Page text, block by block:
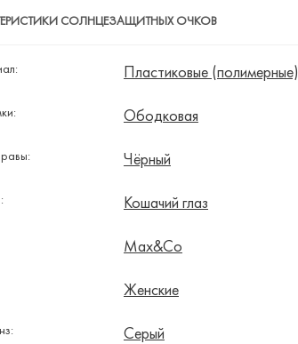
СОЛНЦЕЗАЩИТНЫХ ОЧКОВ
Пластиковые (полимерные)
Ободковая
Чёрный
Кошачий глаз
Max&Co
Женские
Серый